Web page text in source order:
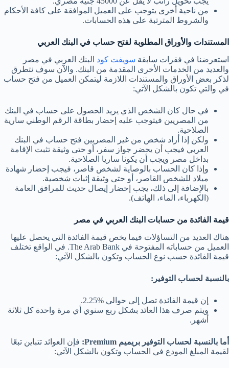
من ناحية أخرى يتوجب على العميل الموافقة على كافة الأحكام
والشروط المترتبة على هذه الحسابات.
المستندات والأوراق المطلوبة لفتح حساب في البنك العربي
استعرضنا في فقرات سابقة سويفت كود البنك العربي في مصر
والعديد من الخدمات الأخرى المقدمة من البنك. والآن سوف نتطرق
لذكر بعض الأوراق والمستندات اللازمة ليتمكن العميل من فتح حساب
في والتي تكون بالشكل الآتي:
في حال كان الشخص الذي يريد الحصول على حساب في البنك
من المصريين فيتوجب عليه إحضار بطاقة الرقم الوطني سارية
الصلاحية.
ولكن إذا أراد شخص من غير المصريين فتح حساب في البنك
العربي فيجب أن يحضر جواز سفر، أو حتى وثيقة تثبت الإقامة
بداخل مصر ويجب أن يكونا ساريا الصلاحية.
وإذا كان الحساب بالوصاية لشخص قاصر، فيجب إحضار شهادة
ميلاد للشخص القاصر، أو حتى وثيقة إثبات شخصية.
بالإضافة إلى ذلك، يجب إحضار إيصال حديث للمرافق العامة
(الكهرباء، الماء، الهاتف).
قيمة الفائدة من حسابات البنك العربي في مصر
هناك العديد من التساؤلات فيما يخص قيمة الفائدة التي يحصل عليها
العميل من حساباته المفتوحة في The Arab Bank. في الواقع تختلف
قيمة الفائدة حسب نوع الحساب وتكون بالشكل الآتي:
بالنسبة لحساب التوفير:
إن قيمة الفائدة تصل إلى حوالي %2.25.
ويتم صرف هذا العائد بشكل ربع سنوي أي مرة واحدة كل ثلاثة
أشهر.
أما بالنسبة لحساب التوفير بريميم Premium:
فإن العوائد تتباين تبعًا
لقيمة المبلغ المودع في الحساب وتكون بالشكل الآتي: